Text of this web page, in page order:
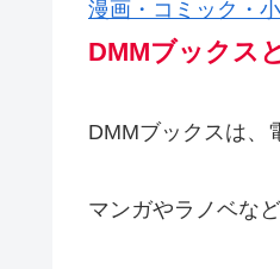
漫画・コミック・
DMMブックス
DMMブックスは、
マンガやラノベな